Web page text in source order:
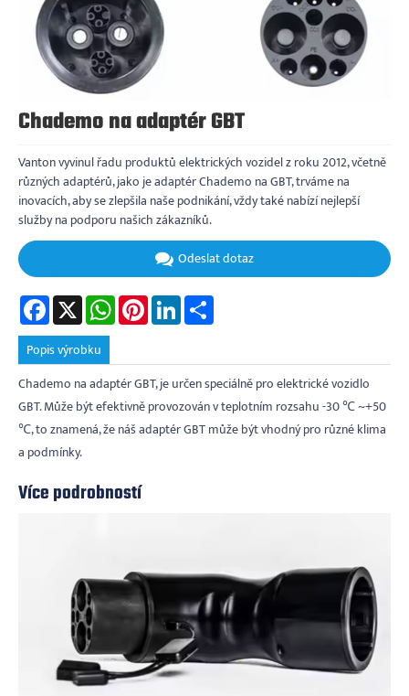
Chademo na adaptér GBT
Vanton vyvinul řadu produktů elektrických vozidel z roku 2012, včetně
různých adaptérů, jako je adaptér Chademo na GBT, trváme na
inovacích, aby se zlepšila naše podnikání, vždy také nabízí nejlepší
služby na podporu našich zákazníků.
Odeslat dotaz
Facebook
X WhatsAppPinterestLinkedIn
Popis výrobku
Chademo na adaptér GBT, je určen speciálně pro elektrické vozidlo
GBT. Může být efektivně provozován v teplotním rozsahu -30 ℃ ~+50
℃, to znamená, že náš adaptér GBT může být vhodný pro různé klima
a podmínky.
Více podrobností